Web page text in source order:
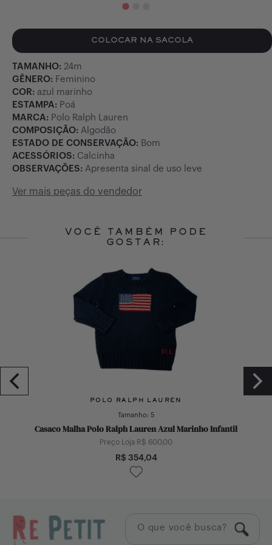
COLOCAR NA SACOLA
TAMANHO: 24m
GÊNERO: Feminino
COR: azul marinho
ESTAMPA: Poá
MARCA: Polo Ralph Lauren
COMPOSIÇÃO: Algodão
ESTADO DE CONSERVAÇÃO: Bom
ACESSÓRIOS: Calcinha
OBSERVAÇÕES: Apresenta sinal de uso leve
Ver mais peças do vendedor
VOCÊ TAMBÉM PODE
GOSTAR:
POLO RALPH LAUREN
Tamanho: 5
Casaco Malha Polo Ralph Lauren Azul Marinho Infantil
Preço Loja R$ 600,00
R$ 354,04